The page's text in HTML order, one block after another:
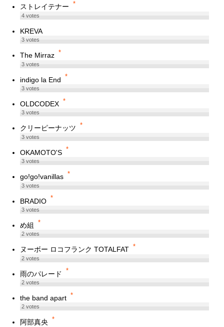
ストレイテナー *
4votes
KREVA
3votes
The Mirraz *
3votes
indigo la End *
3votes
OLDCODEX *
3votes
クリーピーナッツ *
3votes
OKAMOTO'S *
3votes
go!go!vanillas *
3votes
BRADIO *
3votes
め組 *
2votes
ヌーボー ロコフランク TOTALFAT *
2votes
雨のパレード *
2votes
the band apart *
2votes
阿部真央 *